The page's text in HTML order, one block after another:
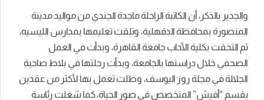
والجدير بالذكر، أن الكاتبة الراحلة ماجدة الجندي من مواليد مدينة
المنصورة بمحافظة الدقهلية، وتلقت تعليمها بمدارس الليسيه،
ثم التحقت بكلية الأداب جامعة القاهرة، وبدأت في العمل
الصحفي خلال دراستها بالجامعة، وبدأت رحلتها في بلاط صاحبة
الجلالة في مجلة روز اليوسف، وظلت تعمل بها لأكثر من عقدين
بقسم “أفيش” المتخصص في صور الحياة، كما شغلت رئاسة